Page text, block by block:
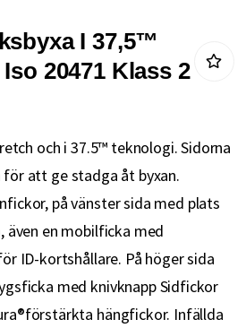
I 37,5™
20471 Klass 2
och i 37.5™ teknologi. Sidorna
att ge stadga åt byxan.
på vänster sida med plats
även en mobilficka med
ID-kortshållare. På höger sida
med knivknapp Sidfickor
hängfickor. Infällda